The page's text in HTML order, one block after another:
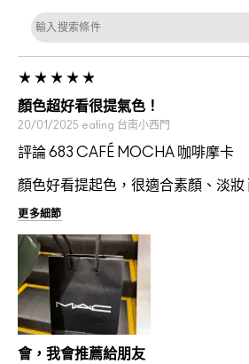
顏色超好看很提氣色！
20/01/2025 eating 台南小西門
評論 683 CAFÉ MOCHA 咖啡摩卡
顏色好看提起色，很適合素顏、淡妝
更多細節
會，我會推薦給朋友